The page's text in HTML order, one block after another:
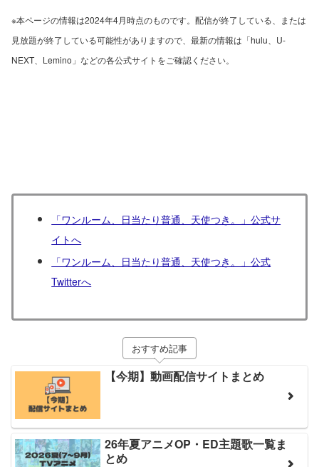
※本ページの情報は2024年4月時点のものです。配信が終了している、または
見放題が終了している可能性がありますので、最新の情報は「hulu、U-
NEXT、Lemino」などの各公式サイトをご確認ください。
「ワンルーム、日当たり普通、天使つき。」公式サ
イトへ
「ワンルーム、日当たり普通、天使つき。」公式
Twitterへ
おすすめ記事
【今期】動画配信サイトまとめ
26年夏アニメOP・ED主題歌一覧ま
とめ